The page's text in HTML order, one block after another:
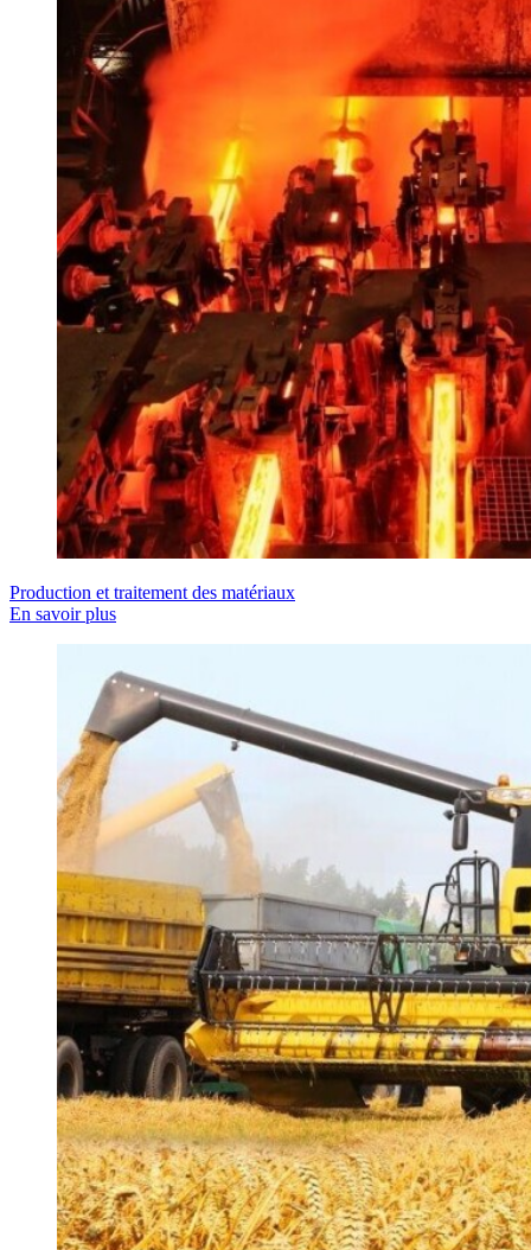
Production et traitement des matériaux
En savoir plus